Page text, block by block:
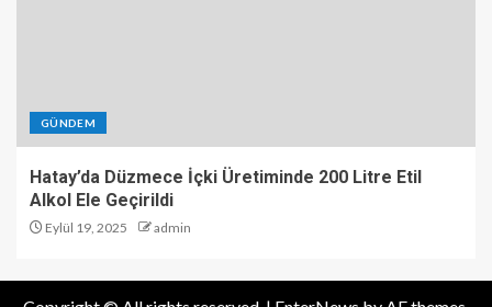
GÜNDEM
Hatay’da Düzmece İçki Üretiminde 200 Litre Etil
Alkol Ele Geçirildi
Eylül 19, 2025 admin